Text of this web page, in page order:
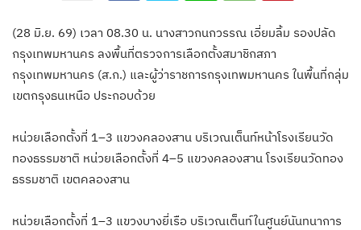
(28 มิ.ย. 69) เวลา 08.30 น. นางสาวกนกวรรณ เอี่ยมลิ้ม รองปลัด
กรุงเทพมหานคร ลงพื้นที่ตรวจการเลือกตั้งสมาชิกสภา
กรุงเทพมหานคร (ส.ก.) และผู้ว่าราชการกรุงเทพมหานคร ในพื้นที่กลุ่ม
เขตกรุงธนเหนือ ประกอบด้วย
หน่วยเลือกตั้งที่ 1–3 แขวงคลองสาน บริเวณเต็นท์หน้าโรงเรียนวัด
ทองธรรมชาติ หน่วยเลือกตั้งที่ 4–5 แขวงคลองสาน โรงเรียนวัดทอง
ธรรมชาติ เขตคลองสาน
หน่วยเลือกตั้งที่ 1–3 แขวงบางยี่เรือ บริเวณเต็นท์ในศูนย์นันทนาการ